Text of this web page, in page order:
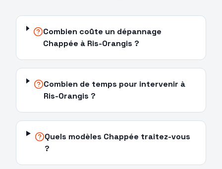
Combien coûte un dépannage
Chappée à Ris-Orangis ?
Combien de temps pour intervenir à
Ris-Orangis ?
Quels modèles Chappée traitez-vous
?